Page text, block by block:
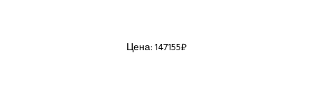
Цена: 147155₽